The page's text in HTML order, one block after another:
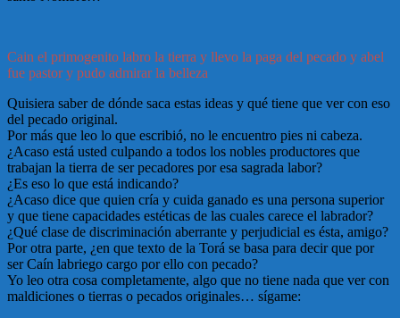
Cain el primogenito labro la tierra y llevo la paga del pecado y abel
fue pastor y pudo admirar la belleza
Quisiera saber de dónde saca estas ideas y qué tiene que ver con eso
del pecado original.
Por más que leo lo que escribió, no le encuentro pies ni cabeza.
¿Acaso está usted culpando a todos los nobles productores que
trabajan la tierra de ser pecadores por esa sagrada labor?
¿Es eso lo que está indicando?
¿Acaso dice que quien cría y cuida ganado es una persona superior
y que tiene capacidades estéticas de las cuales carece el labrador?
¿Qué clase de discriminación aberrante y perjudicial es ésta, amigo?
Por otra parte, ¿en que texto de la Torá se basa para decir que por
ser Caín labriego cargo por ello con pecado?
Yo leo otra cosa completamente, algo que no tiene nada que ver con
maldiciones o tierras o pecados originales… sígame: